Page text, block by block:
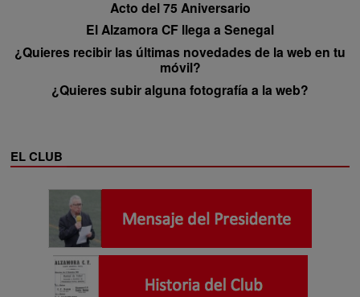
Acto del 75 Aniversario
El Alzamora CF llega a Senegal
¿Quieres recibir las últimas novedades de la web en tu
móvil?
¿Quieres subir alguna fotografía a la web?
EL CLUB